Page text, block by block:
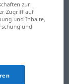
>
zur
Zugriff auf
und Inhalte,
und